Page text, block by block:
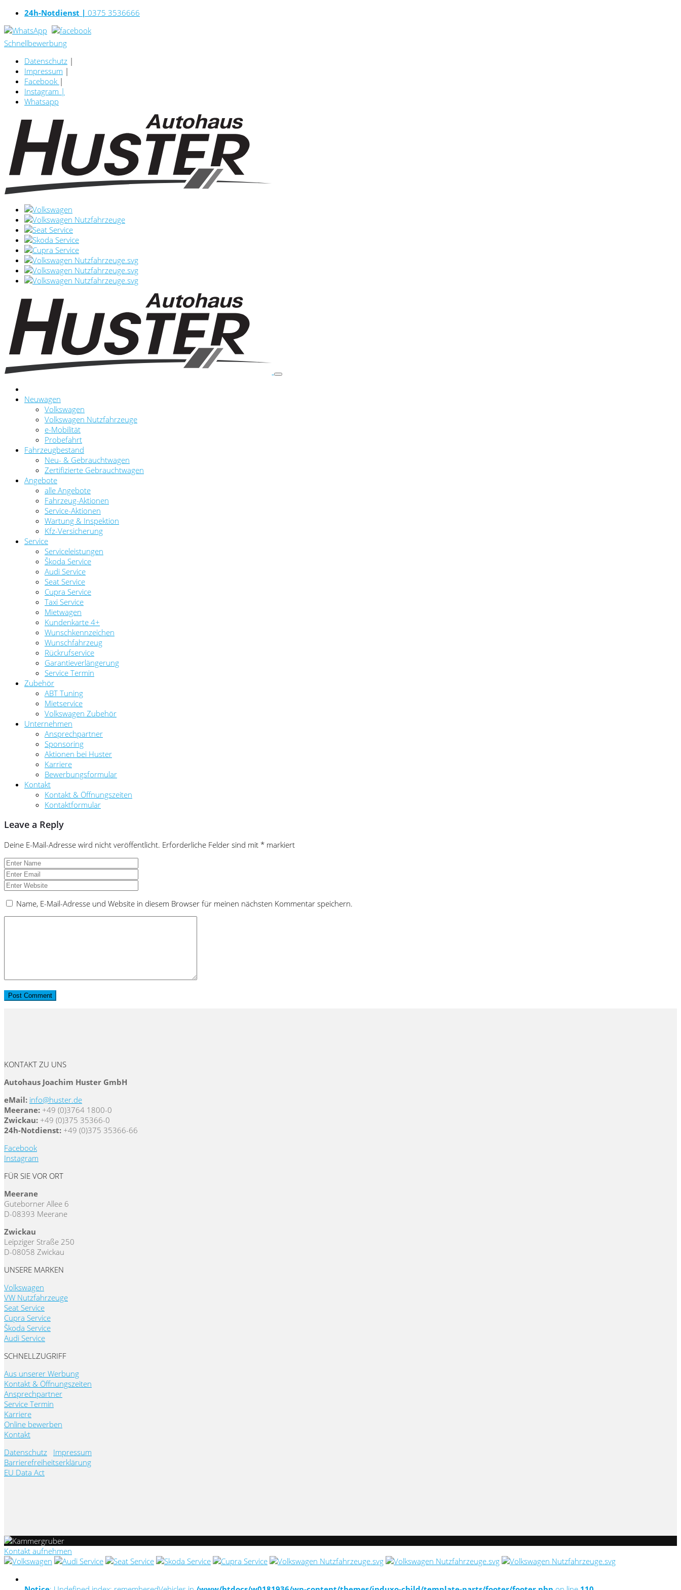
24h-Notdienst | 0375 3536666
Schnellbewerbung
Datenschutz |
Impressum |
Facebook |
Instagram |
Whatsapp
Neuwagen
Volkswagen
Volkswagen Nutzfahrzeuge
e-Mobilität
Probefahrt
Fahrzeugbestand
Neu- & Gebrauchtwagen
Zertifizierte Gebrauchtwagen
Angebote
alle Angebote
Fahrzeug-Aktionen
Service-Aktionen
Wartung & Inspektion
Kfz-Versicherung
Service
Serviceleistungen
Škoda Service
Audi Service
Seat Service
Cupra Service
Taxi Service
Mietwagen
Kundenkarte 4+
Wunschkennzeichen
Wunschfahrzeug
Rückrufservice
Garantieverlängerung
Service Termin
Zubehör
ABT Tuning
Mietservice
Volkswagen Zubehör
Unternehmen
Ansprechpartner
Sponsoring
Aktionen bei Huster
Karriere
Bewerbungsformular
Kontakt
Kontakt & Öffnungszeiten
Kontaktformular
Leave a Reply
Deine E-Mail-Adresse wird nicht veröffentlicht. Erforderliche Felder sind mit * markiert
Name, E-Mail-Adresse und Website in diesem Browser für meinen nächsten Kommentar speichern.
KONTAKT ZU UNS
Autohaus Joachim Huster GmbH
eMail: info@huster.de
Meerane: +49 (0)3764 1800-0
Zwickau: +49 (0)375 35366-0
24h-Notdienst: +49 (0)375 35366-66
Facebook
Instagram
FÜR SIE VOR ORT
Meerane
Guteborner Allee 6
D-08393 Meerane
Zwickau
Leipziger Straße 250
D-08058 Zwickau
UNSERE MARKEN
Volkswagen
VW Nutzfahrzeuge
Seat Service
Cupra Service
Škoda Service
Audi Service
SCHNELLZUGRIFF
Aus unserer Werbung
Kontakt & Öffnungszeiten
Ansprechpartner
Service Termin
Karriere
Online bewerben
Kontakt
Datenschutz
Impressum
Barrierefreiheitserklärung
EU Data Act
Kontakt aufnehmen